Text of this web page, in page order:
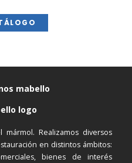
Realizamos diversos
en distintos ámbitos:
bienes de interés